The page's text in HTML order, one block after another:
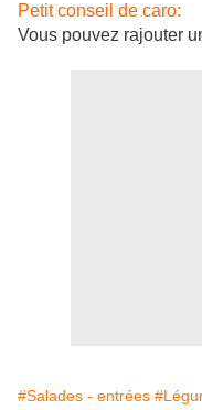
Petit conseil de caro:
Vous pouvez rajouter
#Salades - entrées